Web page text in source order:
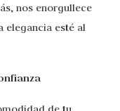
nos enorgullece
elegancia esté al